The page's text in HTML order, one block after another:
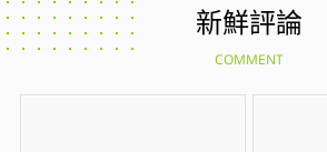
新鮮評論
COMMENT